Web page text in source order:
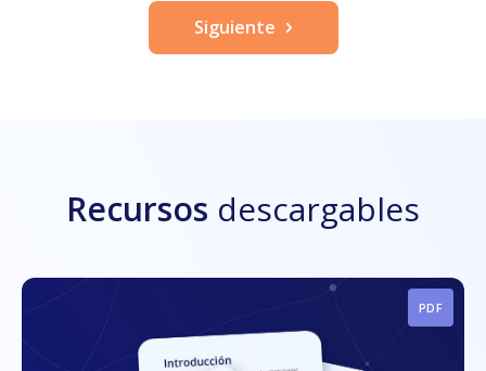
Siguiente
Recursos descargables
PDF